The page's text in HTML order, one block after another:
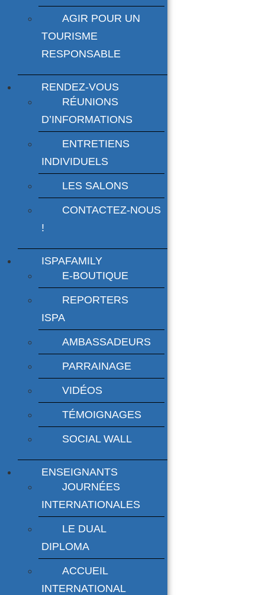
AGIR POUR UN
TOURISME
RESPONSABLE
RENDEZ-VOUS
RÉUNIONS
D’INFORMATIONS
ENTRETIENS
INDIVIDUELS
LES SALONS
CONTACTEZ-NOUS
!
ISPAFAMILY
E-BOUTIQUE
REPORTERS
ISPA
AMBASSADEURS
PARRAINAGE
VIDÉOS
TÉMOIGNAGES
SOCIAL WALL
ENSEIGNANTS
JOURNÉES
INTERNATIONALES
LE DUAL
DIPLOMA
ACCUEIL
INTERNATIONAL